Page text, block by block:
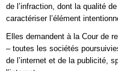
de l’infraction, dont la qualité
caractériser l’élément
Elles demandent à la Cour de
– toutes les sociétés
de l’internet et de la publicité,